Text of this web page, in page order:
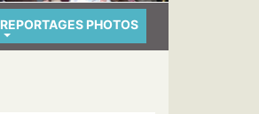
REPORTAGES PHOTOS